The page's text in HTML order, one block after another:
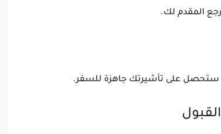
ستحصل على تأشيرتك جاهزة للسفر.